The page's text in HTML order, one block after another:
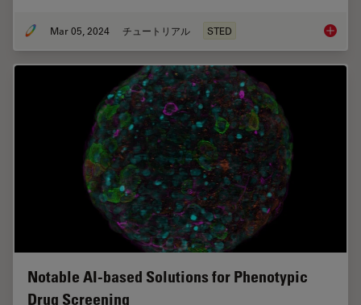
Mar 05, 2024 チュートリアル STED The
Notable AI-based Solutions for Phenotypic
Drug Screening